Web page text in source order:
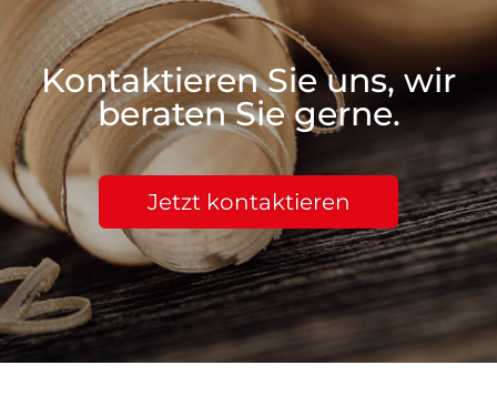
Kontaktieren Sie uns, wir
beraten Sie gerne.
Jetzt kontaktieren